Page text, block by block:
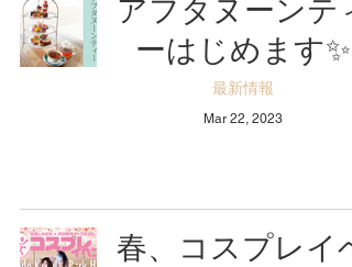
アフタヌーンティ
ーはじめます✨
最新情報
Mar 22, 2023
春、コスプレイベ